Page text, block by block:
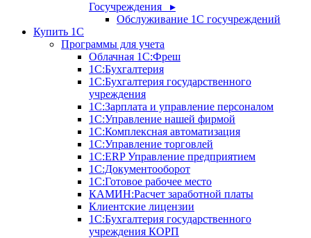
Госучреждения ▸
Обслуживание 1С госучреждений
Купить 1С
Программы для учета
Облачная 1С:Фреш
1С:Бухгалтерия
1С:Бухгалтерия государственного
учреждения
1С:Зарплата и управление персоналом
1С:Управление нашей фирмой
1С:Комплексная автоматизация
1С:Управление торговлей
1С:ERP Управление предприятием
1С:Документооборот
1C:Готовое рабочее место
КАМИН:Расчет заработной платы
Клиентские лицензии
1С:Бухгалтерия государственного
учреждения КОРП